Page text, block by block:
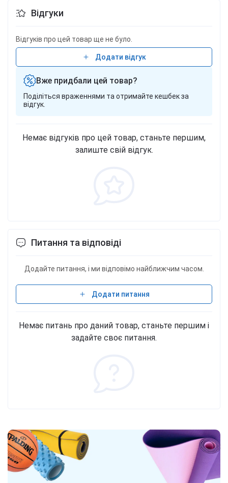
Відгуки
Відгуків про цей товар ще не було.
Додати відгук
Вже придбали цей товар?
Поділіться враженнями та отримайте кешбек за
відгук.
Немає відгуків про цей товар, станьте першим,
залиште свій відгук.
Питання та відповіді
Додайте питання, і ми відповімо найближчим часом.
Додати питання
Немає питань про даний товар, станьте першим і
задайте своє питання.